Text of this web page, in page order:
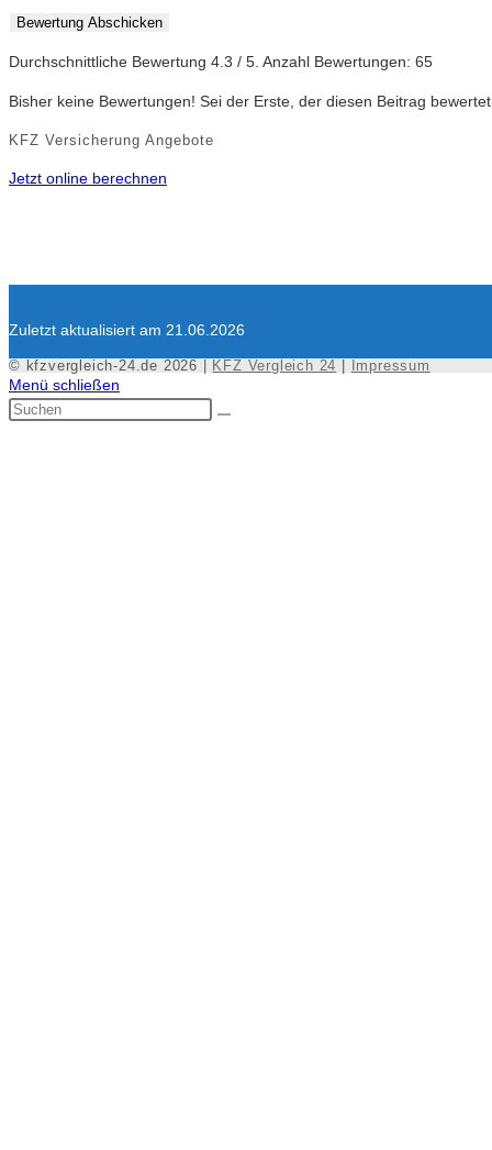
Bewertung Abschicken
Durchschnittliche Bewertung 4.3 / 5. Anzahl Bewertungen: 65
Bisher keine Bewertungen! Sei der Erste, der diesen Beitrag
KFZ Versicherung Angebote
Jetzt online berechnen
Zuletzt aktualisiert am 21.06.2026
© kfzvergleich-24.de 2026 | KFZ Vergleich 24 Impressum
Menü schließen